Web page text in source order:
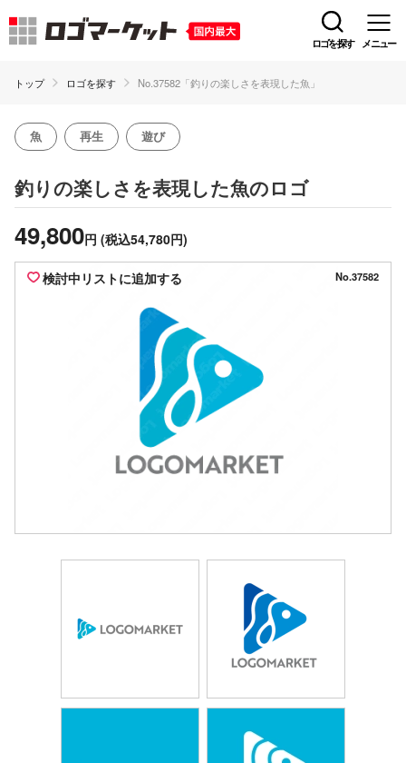
ロゴを探す メニュー
トップ ロゴを探す No.37582「釣りの楽しさを表現した魚」
魚 再生 遊び
釣りの楽しさを表現した魚のロゴ
49,800円 (税込54,780円)
検討中リストに追加する No.37582